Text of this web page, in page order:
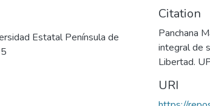
Estatal Península de
Citation
Panchana
integral de
Libertad.
URI